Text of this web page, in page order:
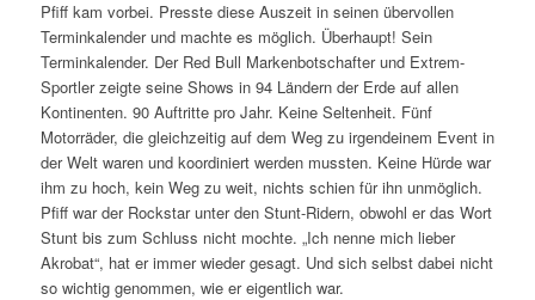
Pfiff kam vorbei. Presste diese Auszeit in seinen übervollen
Terminkalender und machte es möglich. Überhaupt! Sein
Terminkalender. Der Red Bull Markenbotschafter und Extrem-
Sportler zeigte seine Shows in 94 Ländern der Erde auf allen
Kontinenten. 90 Auftritte pro Jahr. Keine Seltenheit. Fünf
Motorräder, die gleichzeitig auf dem Weg zu irgendeinem Event in
der Welt waren und koordiniert werden mussten. Keine Hürde war
ihm zu hoch, kein Weg zu weit, nichts schien für ihn unmöglich.
Pfiff war der Rockstar unter den Stunt-Ridern, obwohl er das Wort
Stunt bis zum Schluss nicht mochte. „Ich nenne mich lieber
Akrobat“, hat er immer wieder gesagt. Und sich selbst dabei nicht
so wichtig genommen, wie er eigentlich war.